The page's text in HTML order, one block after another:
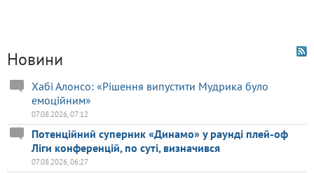
Новини
Хабі Алонсо: «Рішення випустити Мудрика було
емоційним»
07.08.2026, 07:12
Потенційний суперник «Динамо» у раунді плей-оф
Ліги конференцій, по суті, визначився
07.08.2026, 06:27